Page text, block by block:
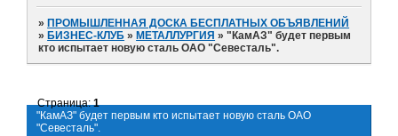
»ПРОМЫШЛЕННАЯ ДОСКА БЕСПЛАТНЫХ ОБЪЯВЛЕНИЙ
»БИЗНЕС-КЛУБ »МЕТАЛЛУРГИЯ »"КамАЗ" будет первым
кто испытает новую сталь ОАО "Севесталь".
"КамАЗ" будет первым кто испытает новую сталь ОАО
"Севесталь".
Страница:1